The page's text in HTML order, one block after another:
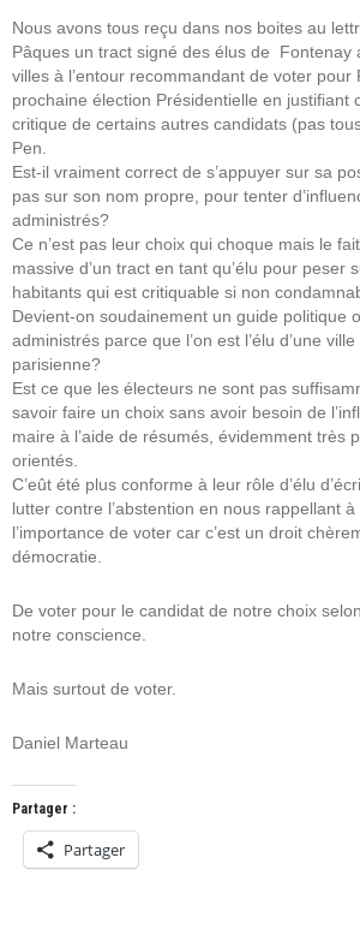
Nous avons tous reçu dans nos boites au
Pâques un tract signé des élus de Fontenay
villes à l’entour recommandant de voter pour
prochaine élection Présidentielle en justifiant
critique de certains autres candidats (pas
Pen.
Est-il vraiment correct de s’appuyer sur sa
pas sur son nom propre, pour tenter
administrés?
Ce n’est pas leur choix qui choque mais le
massive d’un tract en tant qu’élu pour peser
habitants qui est critiquable si non
Devient-on soudainement un guide politique
administrés parce que l’on est l’élu d’une
parisienne?
Est ce que les électeurs ne sont pas
savoir faire un choix sans avoir besoin de
maire à l’aide de résumés, évidemment très
orientés.
C’eût été plus conforme à leur rôle d’élu
lutter contre l’abstention en nous rappellant
l’importance de voter car c’est un droit
démocratie.
De voter pour le candidat de notre choix
notre conscience.
Mais surtout de voter.
Daniel Marteau
Partager :
Partager